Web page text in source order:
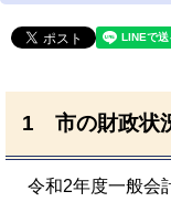
1 市の財政状
令和2年度一般会